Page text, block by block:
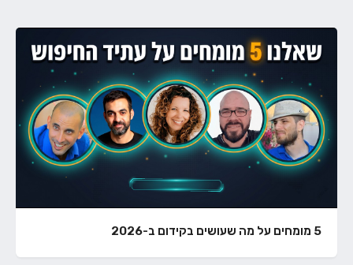
5 מומחים על מה שעושים בקידום ב-2026